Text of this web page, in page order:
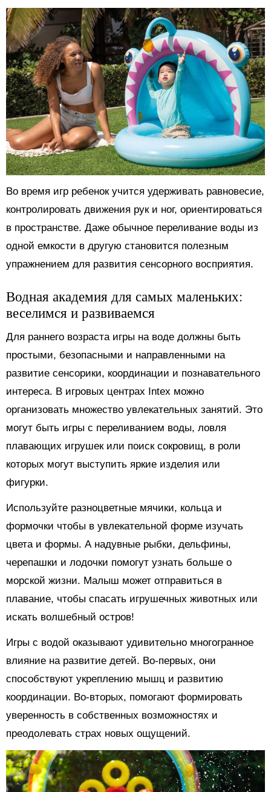
Во время игр ребенок учится удерживать равновесие,
контролировать движения рук и ног, ориентироваться
в пространстве. Даже обычное переливание воды из
одной емкости в другую становится полезным
упражнением для развития сенсорного восприятия.
Водная академия для самых маленьких:
веселимся и развиваемся
Для раннего возраста игры на воде должны быть
простыми, безопасными и направленными на
развитие сенсорики, координации и познавательного
интереса. В игровых центрах Intex можно
организовать множество увлекательных занятий. Это
могут быть игры с переливанием воды, ловля
плавающих игрушек или поиск сокровищ, в роли
которых могут выступить яркие изделия или
фигурки.
Используйте разноцветные мячики, кольца и
формочки чтобы в увлекательной форме изучать
цвета и формы. А надувные рыбки, дельфины,
черепашки и лодочки помогут узнать больше о
морской жизни. Малыш может отправиться в
плавание, чтобы спасать игрушечных животных или
искать волшебный остров!
Игры с водой оказывают удивительно многогранное
влияние на развитие детей. Во-первых, они
способствуют укреплению мышц и развитию
координации. Во-вторых, помогают формировать
уверенность в собственных возможностях и
преодолевать страх новых ощущений.